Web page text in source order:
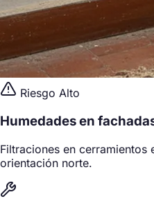
Riesgo Alto
Humedades en
Filtraciones en cerramientos
orientación norte.